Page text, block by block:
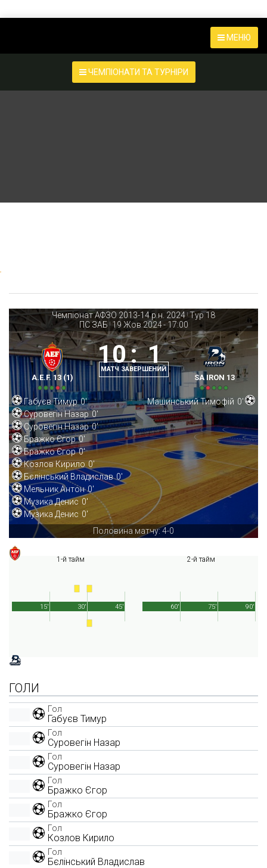
МЕНЮ
ЧЕМПІОНАТИ ТА ТУРНІРИ
Чемпіонат АФЗО 2013-14 р.н. 2024 | Тур 18
ПС ЗАБ | 19 Жов 2024- 17:00
A.E.F. 13 (1)
10: 1
МАТЧ ЗАВЕРШЕНИЙ
SA IRON 13
Габуєв Тимур 0'
Суровегін Назар 0'
Суровегін Назар 0'
Бражко Єгор 0'
Бражко Єгор 0'
Козлов Кирило 0'
Бєлінський Владислав 0'
Мельник Антон 0'
Музика Денис 0'
Музика Денис 0'
Машинський Тимофій 0'
Половина матчу: 4-0
1-й тайм
45'
15' 30'
2-й тайм
90'
60' 75'
ГОЛИ
Гол
Габуєв Тимур
Гол
Суровегін Назар
Гол
Суровегін Назар
Гол
Бражко Єгор
Гол
Бражко Єгор
Гол
Козлов Кирило
Гол
Бєлінський Владислав